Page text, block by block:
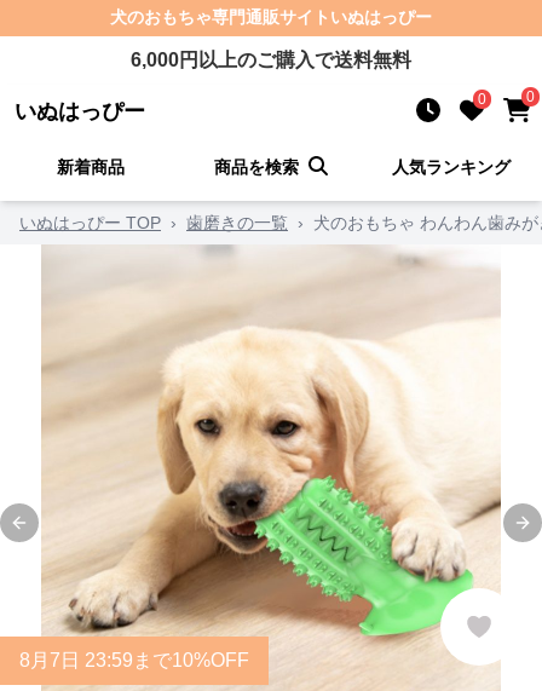
犬のおもちゃ専門通販サイト いぬはっぴー
6,000円以上のご購入で送料無料
いぬはっぴー 0 0
新着商品 商品を検索 人気ランキング
いぬはっぴー TOP › 歯磨きの一覧 › 犬のおもちゃ わんわん歯み
Previous slide
8 月 7 日 23:59まで10%OFF